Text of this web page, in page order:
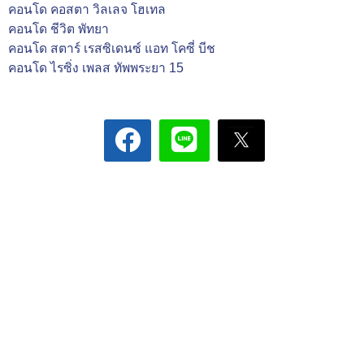
คอนโด คอสตา วิลเลจ โฮเทล
คอนโด ชีวิต พัทยา
คอนโด สตาร์ เรสซิเดนซ์ แอท โคซี่ บีช
คอนโด ไรซิ่ง เพลส ทัพพระยา 15